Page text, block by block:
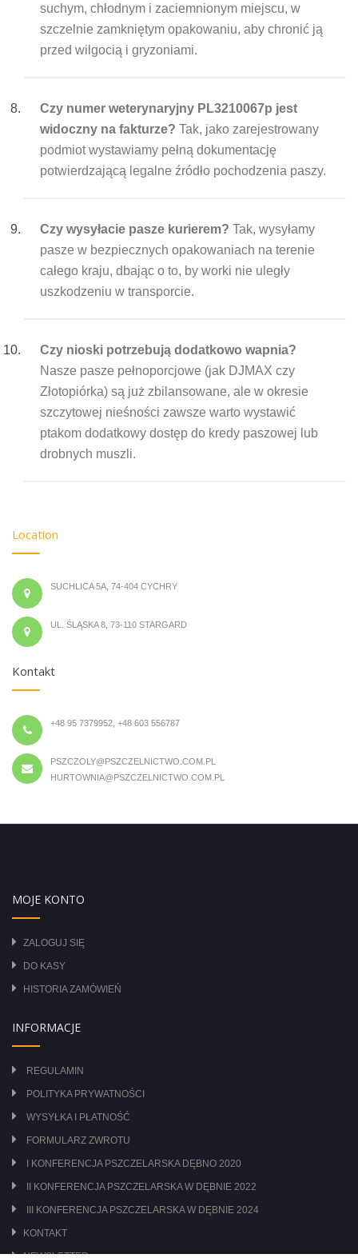
suchym, chłodnym i zaciemnionym miejscu, w
szczelnie zamkniętym opakowaniu, aby chronić ją
przed wilgocią i gryzoniami.
Czy numer weterynaryjny PL3210067p jest
widoczny na fakturze? Tak, jako zarejestrowany
podmiot wystawiamy pełną dokumentację
potwierdzającą legalne źródło pochodzenia paszy.
Czy wysyłacie pasze kurierem? Tak, wysyłamy
pasze w bezpiecznych opakowaniach na terenie
całego kraju, dbając o to, by worki nie uległy
uszkodzeniu w transporcie.
Czy nioski potrzebują dodatkowo wapnia?
Nasze pasze pełnoporcjowe (jak DJMAX czy
Złotopiórka) są już zbilansowane, ale w okresie
szczytowej nieśności zawsze warto wystawić
ptakom dodatkowy dostęp do kredy paszowej lub
drobnych muszli.
Location
SUCHLICA 5A, 74-404 CYCHRY
UL. ŚLĄSKA 8, 73-110 STARGARD
Kontakt
+48 95 7379952, +48 603 556787
PSZCZOLY@PSZCZELNICTWO.COM.PL
HURTOWNIA@PSZCZELNICTWO.COM.PL
MOJE KONTO
ZALOGUJ SIĘ
DO KASY
HISTORIA ZAMÓWIEŃ
INFORMACJE
REGULAMIN
POLITYKA PRYWATNOŚCI
WYSYŁKA I PŁATNOŚĆ
FORMULARZ ZWROTU
I KONFERENCJA PSZCZELARSKA DĘBNO 2020
II KONFERENCJA PSZCZELARSKA W DĘBNIE 2022
III KONFERENCJA PSZCZELARSKA W DĘBNIE 2024
KONTAKT